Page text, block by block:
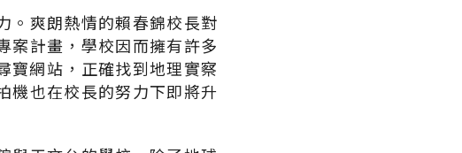
。爽朗熱情的賴春錦校長對
案計畫，學校因而擁有許多
寶網站，正確找到地理實察
機也在校長的努力下即將升